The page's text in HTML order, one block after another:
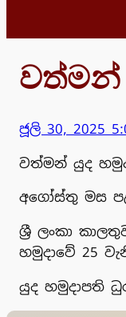
වත්මන්
ජූලි 30, 2025
වත්මන් යුද
අගෝස්තු මස
ශ්‍රී ලංකා
හමුදාවේ 25
යුද හමුදාපති